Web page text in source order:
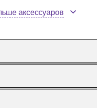
аксессуаров
приборы
принадлежности